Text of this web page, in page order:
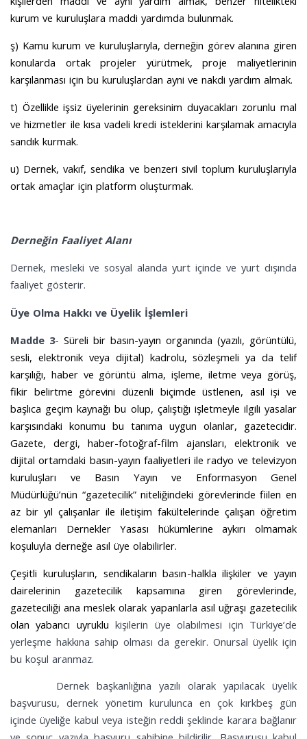
kurum ve kuruluşlara maddi yardımda bulunmak.
ş) Kamu kurum ve kuruluşlarıyla, derneğin görev alanına giren
konularda ortak projeler yürütmek, proje maliyetlerinin
karşılanması için bu kuruluşlardan ayni ve nakdi yardım almak.
t) Özellikle işsiz üyelerinin gereksinim duyacakları zorunlu mal
ve hizmetler ile kısa vadeli kredi isteklerini karşılamak amacıyla
sandık kurmak.
u) Dernek, vakıf, sendika ve benzeri sivil toplum kuruluşlarıyla
ortak amaçlar için platform oluşturmak.
Derneğin Faaliyet Alanı
Dernek, mesleki ve sosyal alanda yurt içinde ve yurt dışında
faaliyet gösterir.
Üye Olma Hakkı ve Üyelik İşlemleri
Madde 3- Süreli bir basın-yayın organında (yazılı, görüntülü,
sesli, elektronik veya dijital) kadrolu, sözleşmeli ya da telif
karşılığı, haber ve görüntü alma, işleme, iletme veya görüş,
fikir belirtme görevini düzenli biçimde üstlenen, asıl işi ve
başlıca geçim kaynağı bu olup, çalıştığı işletmeyle ilgili yasalar
karşısındaki konumu bu tanıma uygun olanlar, gazetecidir.
Gazete, dergi, haber-fotoğraf-film ajansları, elektronik ve
dijital ortamdaki basın-yayın faaliyetleri ile radyo ve televizyon
kuruluşları ve Basın Yayın ve Enformasyon Genel
Müdürlüğü’nün “gazetecilik” niteliğindeki görevlerinde fiilen en
az bir yıl çalışanlar ile iletişim fakültelerinde çalışan öğretim
elemanları Dernekler Yasası hükümlerine aykırı olmamak
koşuluyla derneğe asıl üye olabilirler.
Çeşitli kuruluşların, sendikaların basın-halkla ilişkiler ve yayın
dairelerinin gazetecilik kapsamına giren görevlerinde,
gazeteciliği ana meslek olarak yapanlarla asıl uğraşı gazetecilik
olan yabancı uyruklukişilerin üye olabilmesi için Türkiye’de
yerleşme hakkına sahip olması da gerekir. Onursal üyelik için
bu koşul aranmaz.
Dernek başkanlığına yazılı olarak yapılacak üyelik
başvurusu, dernek yönetim kurulunca en çok kırkbeş gün
içinde üyeliğe kabul veya isteğin reddi şeklinde karara bağlanır